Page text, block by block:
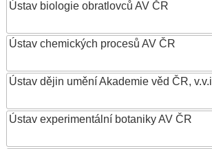
Ústav biologie obratlovců AV ČR
Ústav chemických procesů AV ČR
Ústav dějin umění Akademie věd ČR, v.v.i
Ústav experimentální botaniky AV ČR